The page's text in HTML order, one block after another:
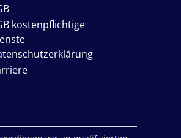
kostenpflichtige